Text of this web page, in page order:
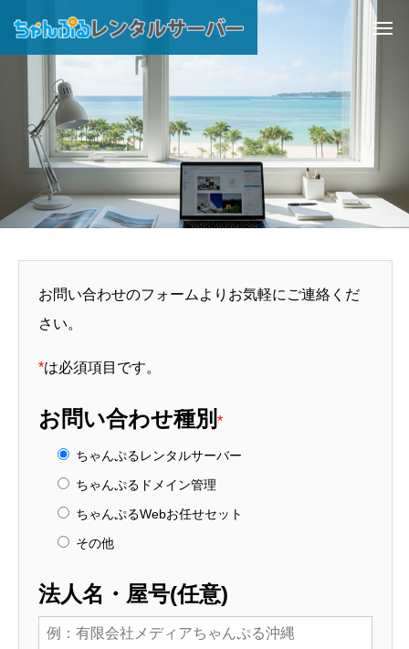
お問い合わせのフォームよりお気軽にご連絡くだ
さい。
*は必須項目です。
お問い合わせ種別 *
ちゃんぷるレンタルサーバー
ちゃんぷるドメイン管理
ちゃんぷるWebお任せセット
その他
法人名・屋号(任意)